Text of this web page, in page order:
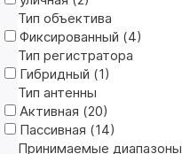
Тип объектива
Фиксированный (4)
Тип регистратора
Гибридный (1)
Тип антенны
Активная (20)
Пассивная (14)
Принимаемые диапазоны